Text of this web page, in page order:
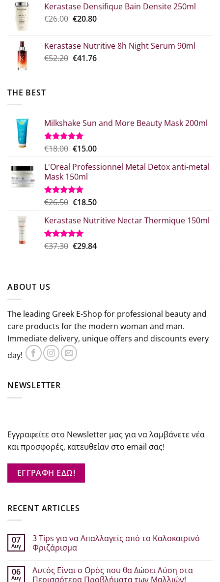
was:
€52.30.
τιμή
είναι:
Kerastase Densifique Bain Densite 250ml
€26.00 Original
€26.00.
€20.80The
is:
€20.80.
Kerastase Nutritive 8h Night Serum 90ml
€52.20 Original
€41.76Η
THE BEST
Milkshake Sun and More Beauty Mask 200ml
Rated5.00
€18.00 Original
what:
€18.00.
€15.00Η
τιμή
L'Oreal Professionnel Metal Detox anti-metal
Mask 150ml
Rated5.00
€26.50 Original
was:
€26.50.
€18.50Η
τιμή
€18.50.
Kerastase Nutritive Nectar Thermique 150ml
Rated5.00
€37.30 Original
€29.84Η
ABOUT US
The leading Greek E-Shop for professional beauty and
care products for the modern woman and man.
Immediate delivery, unique offers and discounts every
day!
NEWSLETTER
Εγγραφείτε στο Newsletter μας για να λαμβάνετε νέα
και προσφορές, κατευθείαν στο email σας!
ΕΓΓΡΑΦΗ ΕΔΩ!
RECENT ARTICLES
07
Αυγ
3 Tips για να Απαλλαγείς από το Καλοκαιρινό
Φριζάρισμα
σχόλια
στο
06
Αυγ
Αυτός Είναι ο Ορός που θα Δώσει Λύση στα
Περισσότερα Προβλήματα των Μαλλιών!